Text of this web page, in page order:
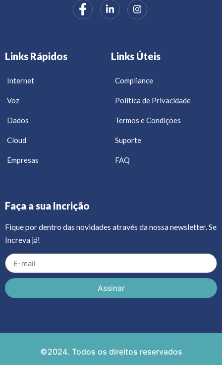
Links Rápidos
Internet
Voz
Dados
Cloud
Empresas
Links Úteis
Compliance
Política de Privacidade
Termos e Condições
Suporte
FAQ
Faça a sua Incrição
Fique por dentro das novidades através da nossa newsletter. Se
Increva já!
Assinar
©2024. Todos os direitos reservados